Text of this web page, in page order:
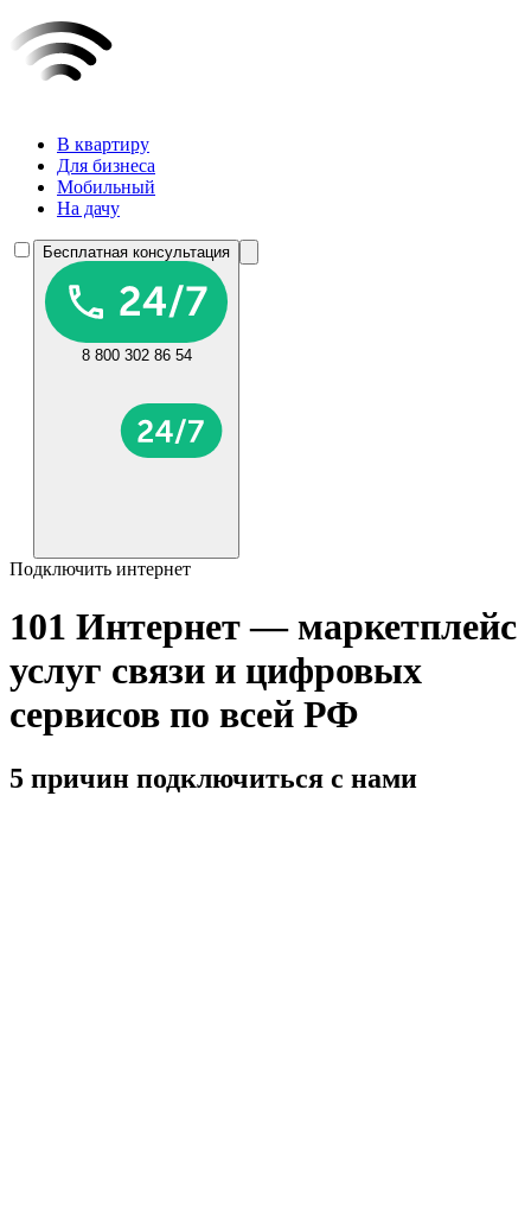
В квартиру
Для бизнеса
Мобильный
На дачу
Бесплатная консультация
8 800 302 86 54
Подключить интернет
101 Интернет — маркетплейс
услуг связи и цифровых
сервисов по всей РФ
5 причин подключиться с нами